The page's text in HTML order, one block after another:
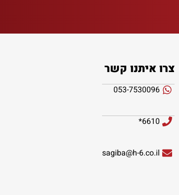
צרו איתנו קשר
053-7530096
6610*
sagiba@h-6.co.il